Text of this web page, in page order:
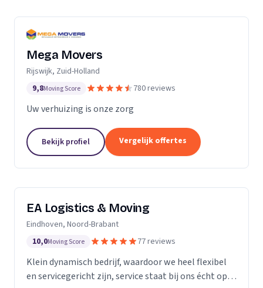
Mega Movers
Rijswijk, Zuid-Holland
9,8Moving Score 780 reviews
Uw verhuizing is onze zorg
Bekijk profiel Vergelijk offertes
EA Logistics & Moving
Eindhoven, Noord-Brabant
10,0Moving Score 77 reviews
Klein dynamisch bedrijf, waardoor we heel flexibel
en servicegericht zijn, service staat bij ons écht op